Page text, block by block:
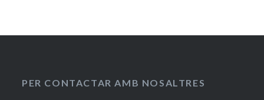
PER CONTACTAR AMB NOSALTRES